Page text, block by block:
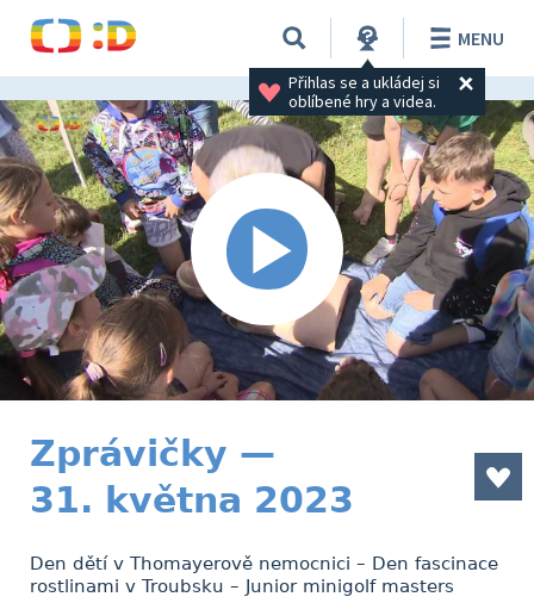
Přihlas se a ukládej si
oblíbené hry a videa.
MENU
Zprávičky —
31. května 2023
Den dětí v Thomayerově nemocnici – Den fascinace
rostlinami v Troubsku – Junior minigolf masters